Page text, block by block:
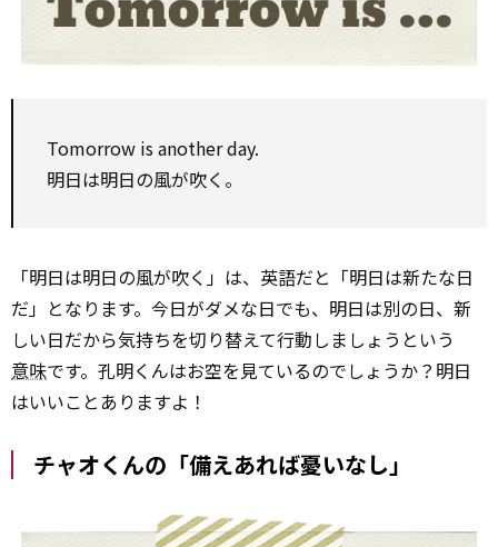
Tomorrow is another day.
明日は明日の風が吹く。
「明日は明日の風が吹く」は、英語だと「明日は新たな日
だ」となります。今日がダメな日でも、明日は別の日、新
しい日だから気持ちを切り替えて行動しましょうという
意味です。孔明くんはお空を見ているのでしょうか？明日
はいいことありますよ！
チャオくんの「備えあれば憂いなし」